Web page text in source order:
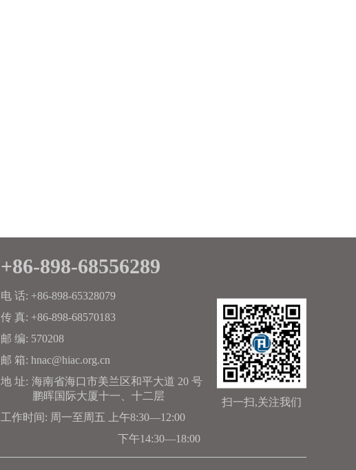
+86-898-68556289
电 话: +86-898-65328079
传 真: +86-898-68570183
邮 编: 570208
邮 箱: hnac@hiac.org.cn
地 址: 海南省海口市美兰区和平大道 20 号
鹏晖国际大厦十一、十二层
工作时间: 周一至周五 上午8:30—12:00
下午14:30—18:00
扫一扫,关注我们